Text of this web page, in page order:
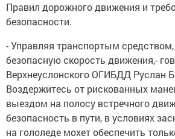
Правил дорожного движения и
безопасности.
- Управляя транспортым
безопасную скорость движения,-
Верхнеуслонского ОГИБДД Руслан
Воздержитесь от рискованных
выездом на полосу встречного
безопасность в пути, в условиях
на гололеде мохет обеспечить